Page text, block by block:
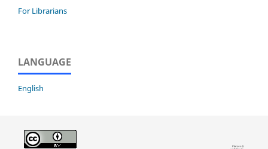
For Librarians
LANGUAGE
English